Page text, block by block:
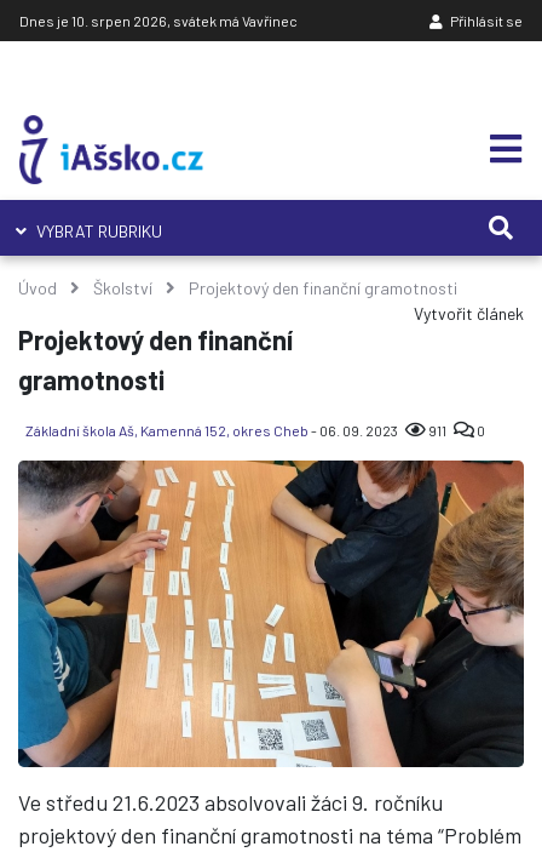
Dnes je 10. srpen 2026, svátek má Vavřinec Přihlásit se
VYBRAT RUBRIKU
Úvod Školství
Projektový den finanční gramotnosti
Vytvořit článek
Projektový den finanční
gramotnosti
Základní škola Aš, Kamenná 152, okres Cheb - 06. 09. 2023 911 0
Ve středu 21.6.2023 absolvovali žáci 9. ročníku
projektový den finanční gramotnosti na téma “Problém